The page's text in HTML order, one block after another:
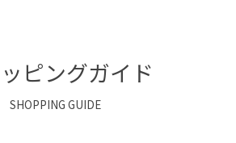
ピングガイド
SHOPPING GUIDE